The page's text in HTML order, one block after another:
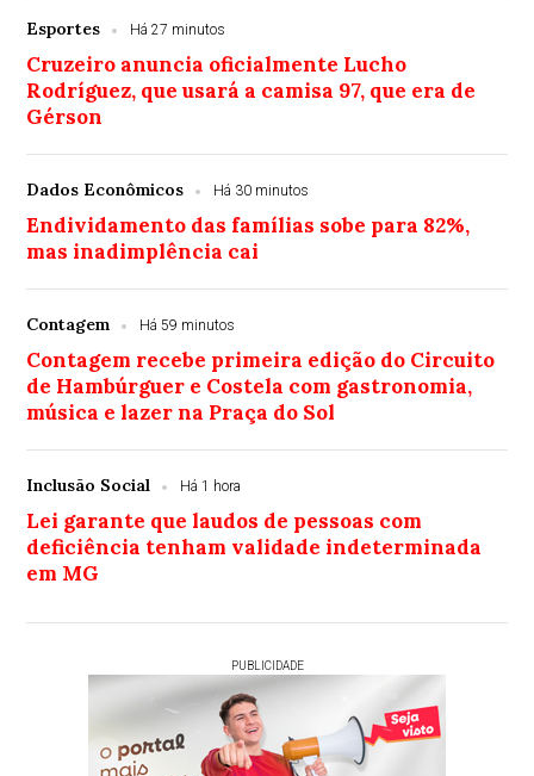
Esportes Há 27 minutos
Cruzeiro anuncia oficialmente Lucho
Rodríguez, que usará a camisa 97, que era de
Gérson
Dados Econômicos Há 30 minutos
Endividamento das famílias sobe para 82%,
mas inadimplência cai
Contagem Há 59 minutos
Contagem recebe primeira edição do Circuito
de Hambúrguer e Costela com gastronomia,
música e lazer na Praça do Sol
Inclusão Social Há 1 hora
Lei garante que laudos de pessoas com
deficiência tenham validade indeterminada
em MG
PUBLICIDADE